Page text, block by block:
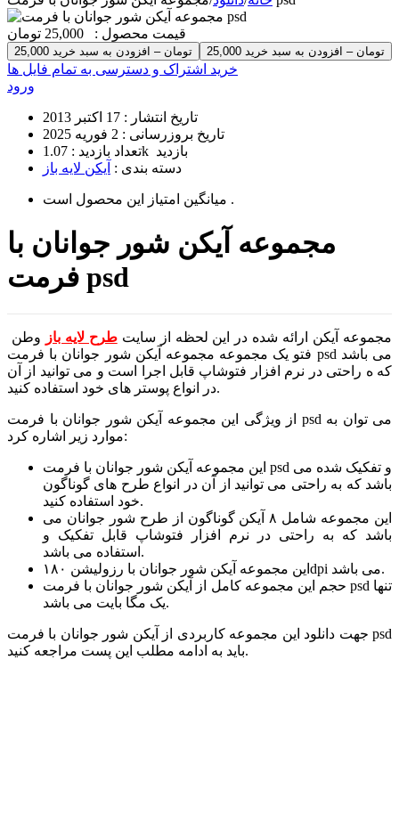
قیمت محصول : 25,000 تومان
25,000 تومان – افزودن به سبد خرید
خرید اشتراک و دسترسی به تمام فایل ها
ورود
تاریخ انتشار : 17 اکتبر 2013
تاریخ بروزرسانی : 2 فوریه 2025
تعداد بازدید :
1.07k بازدید
دسته بندی : آیکن لایه باز
میانگین امتیاز این محصول است .
مجموعه آیکن شور جوانان با
فرمت psd
مجموعه آیکن ارائه شده در این لحظه از سایتطرح لایه باز وطن
فتو یک مجموعه مجموعه آیکن شور جوانان با فرمت psd می باشد
که ه راحتی در نرم افزار فتوشاپ قابل اجرا است و می توانید از آن
در انواع پوستر های خود استفاده کنید.
از ویژگی این مجموعه آیکن شور جوانان با فرمت psd می توان به
موارد زیر اشاره کرد:
این مجموعه آیکن شور جوانان با فرمت psd و تفکیک شده می
باشد که به راحتی می توانید از آن در انواع طرح های گوناگون
خود استفاده کنید.
این مجموعه شامل ۸ آیکن گوناگون از طرح شور جوانان می
باشد که به راحتی در نرم افزار فتوشاپ قابل تفکیک و
استفاده می باشد.
این مجموعه آیکن شور جوانان با رزولیشن ۱۸۰dpi می باشد.
حجم این مجموعه کامل از آیکن شور جوانان با فرمت psd تنها
یک مگا بایت می باشد.
جهت دانلود این مجموعه کاربردی از آیکن شور جوانان با فرمت psd
باید به ادامه مطلب این پست مراجعه کنید.